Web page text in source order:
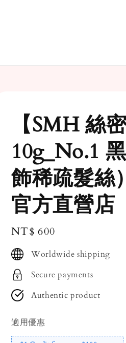
【SMH 絲
10g_No.1
飾稀疏髮絲
官方直營店
Regular
price
NT$ 600
Worldwide shipping
Secure payments
Authentic product
適用優惠